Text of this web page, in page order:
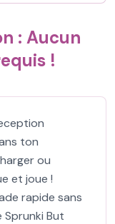
: Aucun
!
ton
ou
et joue !
rapide sans
But